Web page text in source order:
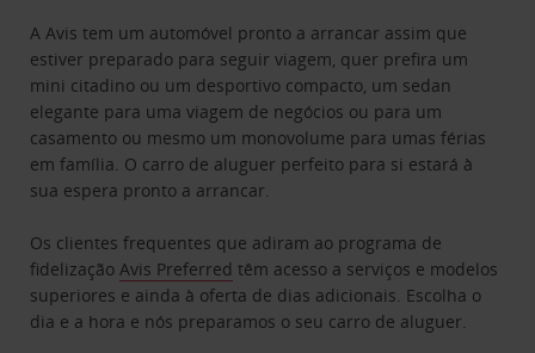
A Avis tem um automóvel pronto a arrancar assim que
estiver preparado para seguir viagem, quer prefira um
mini citadino ou um desportivo compacto, um sedan
elegante para uma viagem de negócios ou para um
casamento ou mesmo um monovolume para umas férias
em família. O carro de aluguer perfeito para si estará à
sua espera pronto a arrancar.
Os clientes frequentes que adiram ao programa de
fidelizaçãoAvis Preferred têm acesso a serviços e modelos
superiores e ainda à oferta de dias adicionais. Escolha o
dia e a hora e nós preparamos o seu carro de aluguer.